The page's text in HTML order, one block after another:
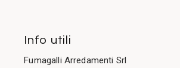
Info utili
Fumagalli Arredamenti Srl